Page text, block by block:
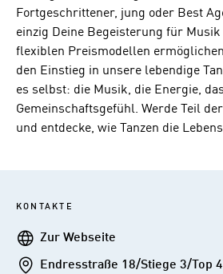
Fortgeschrittener, jung oder Best
einzig Deine Begeisterung für
flexiblen Preismodellen
den Einstieg in unsere lebendige
es selbst: die Musik, die Energie, das
Gemeinschaftsgefühl. Werde Teil
und entdecke, wie Tanzen die
KONTAKTE
WebseiteZur Webseite
AddresseEndresstraße 18/Stiege 3/Top